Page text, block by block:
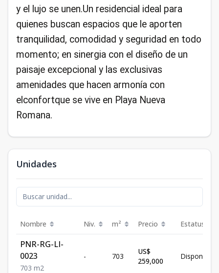
y el lujo se unen.Un residencial ideal para
quienes buscan espacios que le aporten
tranquilidad, comodidad y seguridad en todo
momento; en sinergia con el diseño de un
paisaje excepcional y las exclusivas
amenidades que hacen armonía con
elconfortque se vive en Playa Nueva
Romana.
Unidades
Nombre Niv. m² Precio Estatus
PNR-RG-LI-
0023
703 m2
- 703
US$
259,000
Disponible